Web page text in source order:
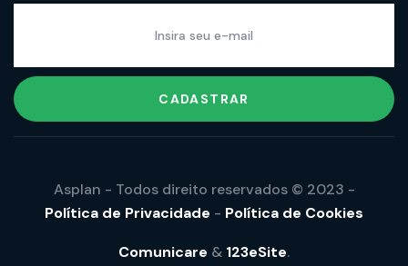
CADASTRAR
Asplan - Todos direito reservados © 2023 -
Política de Privacidade - Política de Cookies
Comunicare & 123eSite.